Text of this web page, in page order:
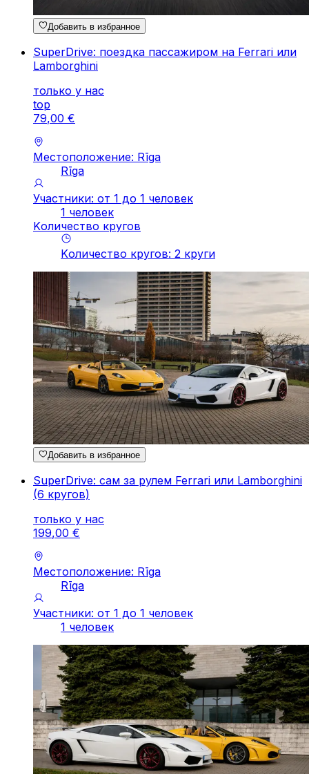
Добавить в избранное
SuperDrive: поездка пассажиром на Ferrari или
Lamborghini
только у нас
top
79,00 €
Местоположение: Rīga
Rīga
Участники: от 1 до 1 человек
1 человек
Kоличество кругов
Kоличество кругов: 2 круги
Добавить в избранное
SuperDrive: сам за рулем Ferrari или Lamborghini
(6 кругов)
только у нас
199,00 €
Местоположение: Rīga
Rīga
Участники: от 1 до 1 человек
1 человек